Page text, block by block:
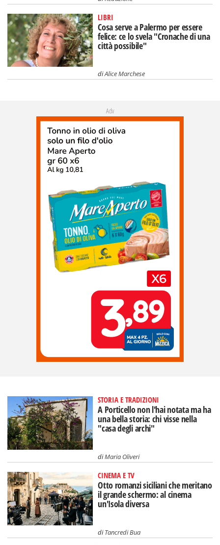
LIBRI
Cosa serve a Palermo per essere
felice: ce lo svela "Cronache di una
città possibile"
diAlice Marchese
Adv
STORIA E TRADIZIONI
A Porticello non l'hai notata ma ha
una bella storia: chi visse nella
"casa degli archi"
diMaria Oliveri
CINEMA E TV
Otto romanzi siciliani che meritano
il grande schermo: al cinema
un'Isola diversa
diTancredi Bua